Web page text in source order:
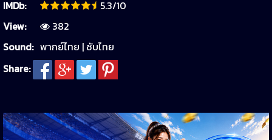
IMDb:
5.3/10
View:
382
Sound: พากย์ไทย | ซับไทย
Share: